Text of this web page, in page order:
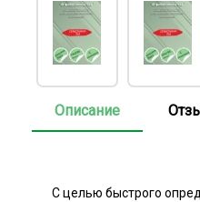
Описание
С целью быстрого